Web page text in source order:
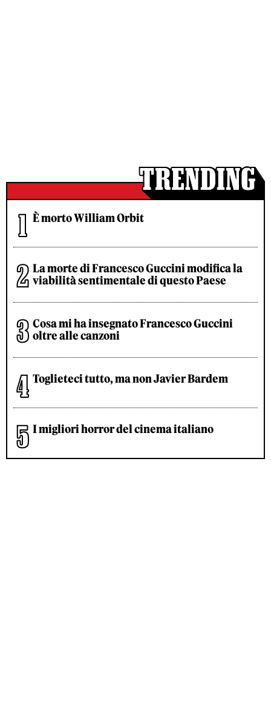
È morto William Orbit
La morte di Francesco Guccini modifica la
viabilità sentimentale di questo Paese
Cosa mi ha insegnato Francesco Guccini
oltre alle canzoni
Toglieteci tutto, ma non Javier Bardem
I migliori horror del cinema italiano